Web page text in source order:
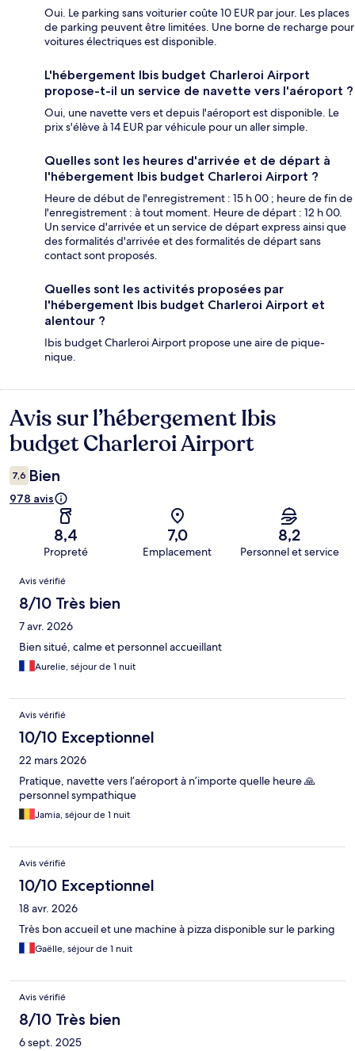
Oui. Le parking sans voiturier coûte 10 EUR par jour. Les places
de parking peuvent être limitées. Une borne de recharge pour
voitures électriques est disponible.
L'hébergement Ibis budget Charleroi Airport
propose-t-il un service de navette vers l'aéroport ?
Oui, une navette vers et depuis l'aéroport est disponible. Le
prix s'élève à 14 EUR par véhicule pour un aller simple.
Quelles sont les heures d'arrivée et de départ à
l'hébergement Ibis budget Charleroi Airport ?
Heure de début de l'enregistrement : 15 h 00 ; heure de fin de
l'enregistrement : à tout moment. Heure de départ : 12 h 00.
Un service d'arrivée et un service de départ express ainsi que
des formalités d'arrivée et des formalités de départ sans
contact sont proposés.
Quelles sont les activités proposées par
l'hébergement Ibis budget Charleroi Airport et
alentour ?
Ibis budget Charleroi Airport propose une aire de pique-
nique.
Avis
Avis sur l’hébergement Ibis
budget Charleroi Airport
7,6 Bien
978 avis
8,4
Propreté
7,0
Emplacement
8,2
Personnel et service
Avis
Avis vérifié
8/10 Très bien
7 avr. 2026
Bien situé, calme et personnel accueillant
Aurelie, séjour de 1 nuit
Avis vérifié
10/10 Exceptionnel
22 mars 2026
Pratique, navette vers l’aéroport à n’importe quelle heure 🙏
personnel sympathique
Jamia, séjour de 1 nuit
Avis vérifié
10/10 Exceptionnel
18 avr. 2026
Très bon accueil et une machine à pizza disponible sur le parking
Gaëlle, séjour de 1 nuit
Avis vérifié
8/10 Très bien
6 sept. 2025